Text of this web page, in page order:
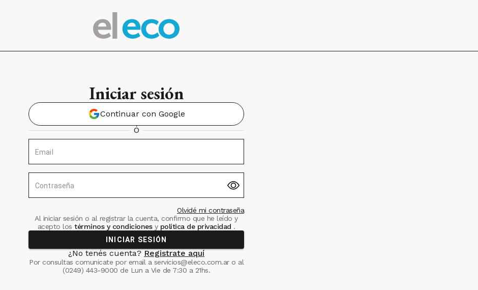
Iniciar sesión
Continuar con Google
Ó
Email
Contraseña
Olvidé mi contraseña
Al iniciar sesión o al registrar la cuenta, confirmo que he leído y
acepto los términos y condiciones ypolítica de privacidad .
INICIAR SESIÓN
¿No tenés cuenta? Registrate aquí
Por consultas comunicate por email a servicios@eleco.com.aro al
(0249) 443-9000 de Lun a Vie de 7:30 a 21hs.